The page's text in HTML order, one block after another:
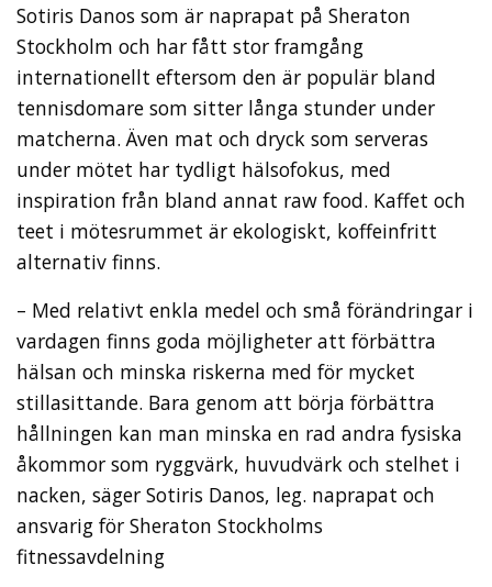
Sotiris Danos som är naprapat på Sheraton
Stockholm och har fått stor framgång
internationellt eftersom den är populär bland
tennisdomare som sitter långa stunder under
matcherna. Även mat och dryck som serveras
under mötet har tydligt hälsofokus, med
inspiration från bland annat raw food. Kaffet och
teet i mötesrummet är ekologiskt, koffeinfritt
alternativ finns.
– Med relativt enkla medel och små förändringar i
vardagen finns goda möjligheter att förbättra
hälsan och minska riskerna med för mycket
stillasittande. Bara genom att börja förbättra
hållningen kan man minska en rad andra fysiska
åkommor som ryggvärk, huvudvärk och stelhet i
nacken, säger Sotiris Danos, leg. naprapat och
ansvarig för Sheraton Stockholms
fitnessavdelning